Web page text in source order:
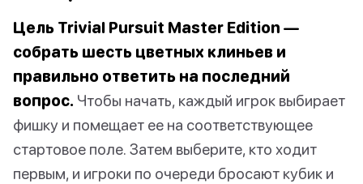
Цель Trivial Pursuit Master Edition —
собрать шесть цветных клиньев и
правильно ответить на последний
вопрос. Чтобы начать, каждый игрок выбирает
фишку и помещает ее на соответствующее
стартовое поле. Затем выберите, кто ходит
первым, и игроки по очереди бросают кубик и